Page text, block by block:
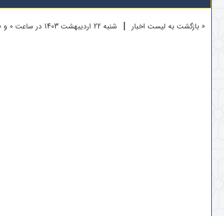
« بازگشت به لیست اخبار | شنبه 22 ارديبهشت 1403 در ساعت 0 و 0 دقیقه